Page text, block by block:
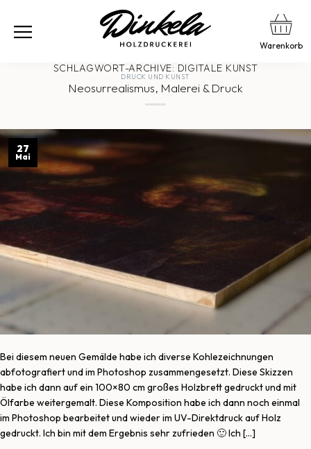
Warenkorb
SCHLAGWORT-ARCHIVE: DIGITALE KUNST
DRUCK UND KUNST
Neosurrealismus, Malerei & Druck
27
Mai
Bei diesem neuen Gemälde habe ich diverse Kohlezeichnungen
abfotografiert und im Photoshop zusammengesetzt. Diese Skizzen
habe ich dann auf ein 100×80 cm großes Holzbrett gedruckt und mit
Ölfarbe weitergemalt. Diese Komposition habe ich dann noch einmal
im Photoshop bearbeitet und wieder im UV-Direktdruck auf Holz
gedruckt. Ich bin mit dem Ergebnis sehr zufrieden 🙂 Ich […]